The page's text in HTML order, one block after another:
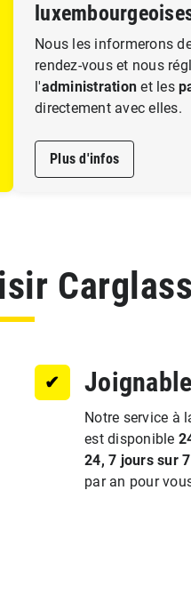
Nous les informerons
rendez-vous et nous
l'administration et les
directement avec elles.
Plus d'infos
Carglass
✔︎
Notre service à
est disponible
24, 7 jours sur
par an pour